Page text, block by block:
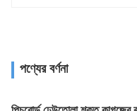
পণ্যের বর্ণনা